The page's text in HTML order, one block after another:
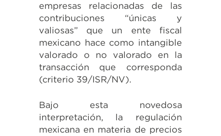
empresas relacionadas de las
contribuciones “únicas y
valiosas” que un ente fiscal
mexicano hace como intangible
valorado o no valorado en la
transacción que corresponda
(criterio 39/ISR/NV).
Bajo esta novedosa
interpretación, la regulación
mexicana en materia de precios